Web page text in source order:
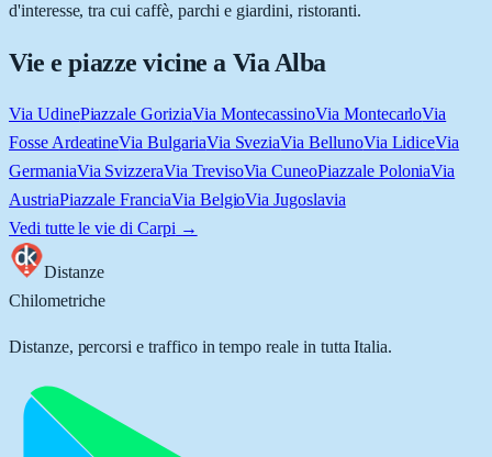
d'interesse, tra cui caffè, parchi e giardini, ristoranti.
Vie e piazze vicine a Via Alba
Via UdinePiazzale GoriziaVia MontecassinoVia MontecarloVia
Fosse ArdeatineVia BulgariaVia SveziaVia BellunoVia LidiceVia
GermaniaVia SvizzeraVia TrevisoVia CuneoPiazzale PoloniaVia
AustriaPiazzale FranciaVia BelgioVia Jugoslavia
Vedi tutte le vie di Carpi →
Distanze
Chilometriche
Distanze, percorsi e traffico in tempo reale in tutta Italia.